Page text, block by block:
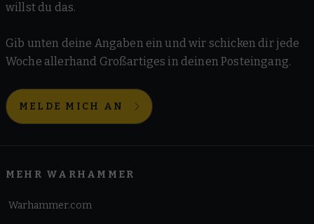
willst du das.
Gib unten deine Angaben ein und wir schicken dir jede
Woche allerhand Großartiges in deinen Posteingang.
MELDE MICH AN
MEHR WARHAMMER
Warhammer.com